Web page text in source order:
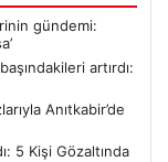
gündemi:
artırdı:
Anıtkabir’de
5 Kişi Gözaltında